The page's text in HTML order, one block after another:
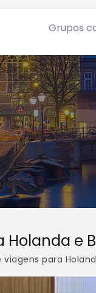
Grupos
Holanda e
para